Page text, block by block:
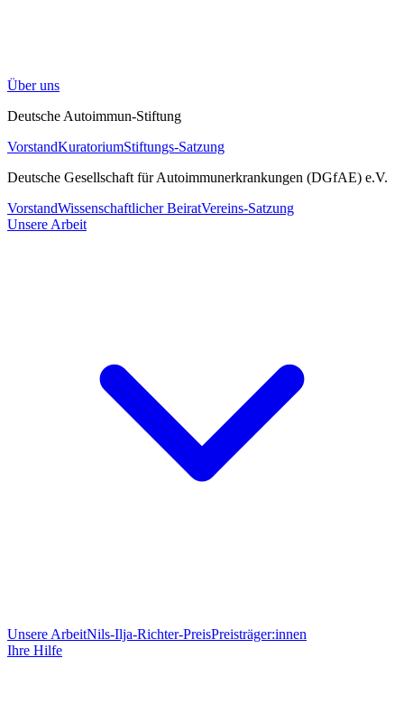
Über uns
Deutsche Autoimmun-Stiftung
VorstandKuratoriumStiftungs-Satzung
Deutsche Gesellschaft für Autoimmunerkrankungen (DGfAE) e.V.
VorstandWissenschaftlicher BeiratVereins-Satzung
Unsere Arbeit
Unsere ArbeitNils-Ilja-Richter-PreisPreisträger:innen
Ihre Hilfe